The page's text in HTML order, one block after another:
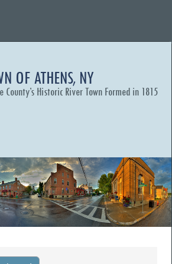
OF ATHENS, NY
County’s Historic River Town Formed in 1815